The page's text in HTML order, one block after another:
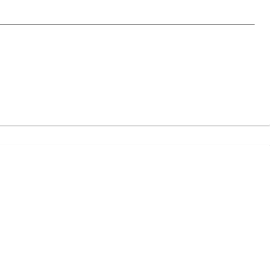
maison de style Néo Bretonne, de 122m2 sur plus de
une chambre, une salle de bains et un wc indépendant.
immatriculé au RSAC de VANNES sous le numéro 831